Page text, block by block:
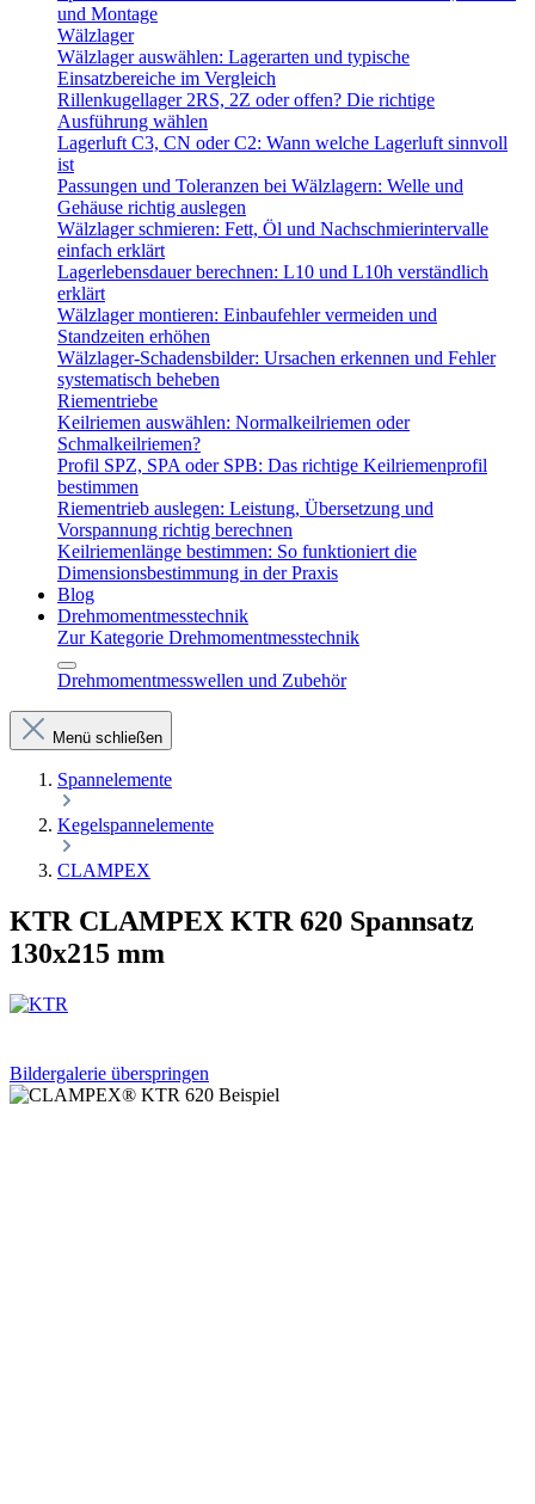
und Montage
Wälzlager
Wälzlager auswählen: Lagerarten und typische
Einsatzbereiche im Vergleich
Rillenkugellager 2RS, 2Z oder offen? Die richtige
Ausführung wählen
Lagerluft C3, CN oder C2: Wann welche Lagerluft sinnvoll
ist
Passungen und Toleranzen bei Wälzlagern: Welle und
Gehäuse richtig auslegen
Wälzlager schmieren: Fett, Öl und Nachschmierintervalle
einfach erklärt
Lagerlebensdauer berechnen: L10 und L10h verständlich
erklärt
Wälzlager montieren: Einbaufehler vermeiden und
Standzeiten erhöhen
Wälzlager-Schadensbilder: Ursachen erkennen und Fehler
systematisch beheben
Riementriebe
Keilriemen auswählen: Normalkeilriemen oder
Schmalkeilriemen?
Profil SPZ, SPA oder SPB: Das richtige Keilriemenprofil
bestimmen
Riementrieb auslegen: Leistung, Übersetzung und
Vorspannung richtig berechnen
Keilriemenlänge bestimmen: So funktioniert die
Dimensionsbestimmung in der Praxis
Blog
Drehmomentmesstechnik
Zur Kategorie Drehmomentmesstechnik
Drehmomentmesswellen und Zubehör
Menü schließen
Spannelemente
Kegelspannelemente
CLAMPEX
KTR CLAMPEX KTR 620 Spannsatz
130x215 mm
Bildergalerie überspringen